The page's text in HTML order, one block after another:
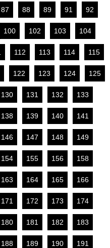
87 88 89 91 92
100 102 103 104
112 113 114 115
122 123 124 125
130 131 132 133
138 139 140 141
146 147 148 149
154 155 156 158
163 164 165 166
171 172 173 174
180 181 182 183
188 189 190 191